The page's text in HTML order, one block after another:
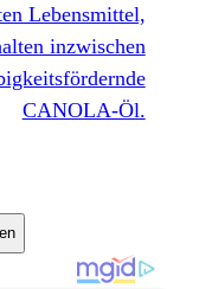
Lebensmittel,
inzwischen
CANOLA-Öl.